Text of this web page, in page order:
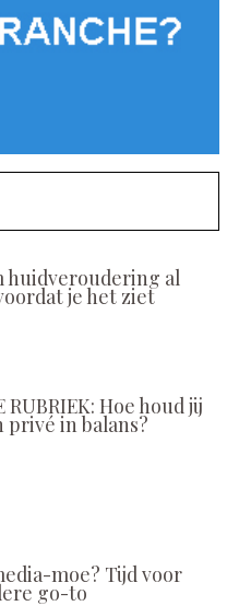
huidveroudering al
je het ziet
RUBRIEK: Hoe houd jij
privé in balans?
moe? Tijd voor
go-to